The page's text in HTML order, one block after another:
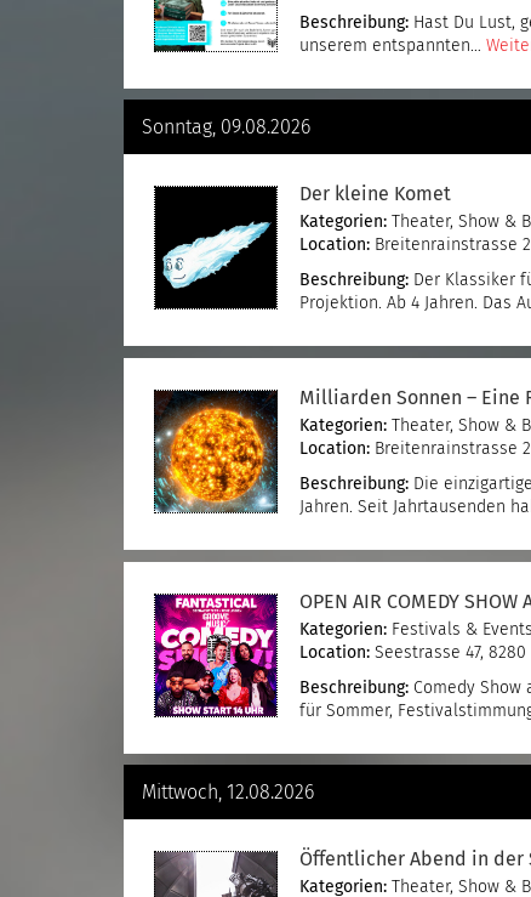
Beschreibung: Hast Du Lust,
unserem entspannten…
Sonntag, 09.08.2026
Der kleine Komet
Kategorien:
Theater, Show &
Location: Breitenrainstrasse
Beschreibung: Der Klassiker
Projektion. Ab 4 Jahren. Das
Milliarden Sonnen – Eine
Kategorien:
Theater, Show &
Location: Breitenrainstrasse
Beschreibung: Die
Jahren. Seit Jahrtausenden
OPEN AIR COMEDY SHOW
Kategorien: Festivals & Events
Location: Seestrasse 47,
Beschreibung: Comedy Show
für Sommer,
Mittwoch, 12.08.2026
Öffentlicher Abend in der
Kategorien:
Theater, Show &